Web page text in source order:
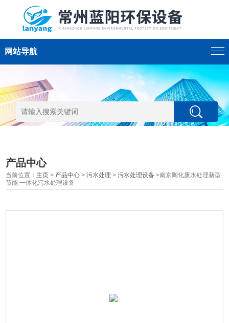
网站导航
产品中心
当前位置： 主页 > 产品中心 >污水处理 >污水处理设备 >南京陶化废水处理新型
节能 一体化污水处理设备